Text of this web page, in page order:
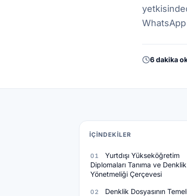
6 dakika
İÇINDEKILER
01
Yurtdışı Yükseköğretim
Diplomaları Tanıma ve Denklik
Yönetmeliği Çerçevesi
02
Denklik Dosyasının